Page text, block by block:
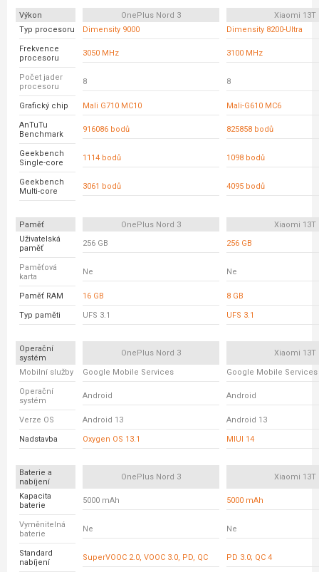
Výkon OnePlus Nord 3
Xiaomi 13T
Typ procesoru
Dimensity 9000 Dimensity 8200-Ultra
Frekvence
procesoru
3050 MHz 3100 MHz
Počet jader
procesoru
8 8
Grafický chip Mali G710 MC10 Mali-G610 MC6
AnTuTu
Benchmark
916086 bodů 825858 bodů
Geekbench
Single-core
1114 bodů 1098 bodů
Geekbench
Multi-core
3061 bodů 4095 bodů
Paměť OnePlus Nord 3
Xiaomi 13T
Uživatelská
paměť
256 GB 256 GB
Paměťová
karta
Ne Ne
Paměť RAM 16 GB 8 GB
Typ paměti UFS 3.1 UFS 3.1
Operační
systém
OnePlus Nord 3 Xiaomi 13T
Mobilní služby Google Mobile Services Google Mobile Services
Operační
systém
Android Android
Verze OS Android 13 Android 13
Nadstavba Oxygen OS 13.1 MIUI 14
Baterie a
nabíjení
OnePlus Nord 3 Xiaomi 13T
Kapacita
baterie
5000 mAh 5000 mAh
Vyměnitelná
baterie
Ne Ne
Standard
nabíjení
SuperVOOC 2.0, VOOC 3.0, PD, QC PD 3.0; QC 4